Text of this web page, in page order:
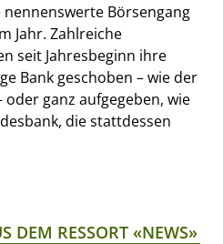
Börsengang
Jahr. Zahlreiche
seit Jahresbeginn ihre
Bank geschoben – wie der
ganz aufgegeben, wie
die stattdessen
DEM RESSORT «NEWS»